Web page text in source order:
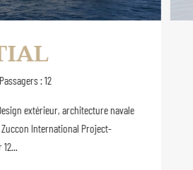
: 12
extérieur, architecture navale
International Project-